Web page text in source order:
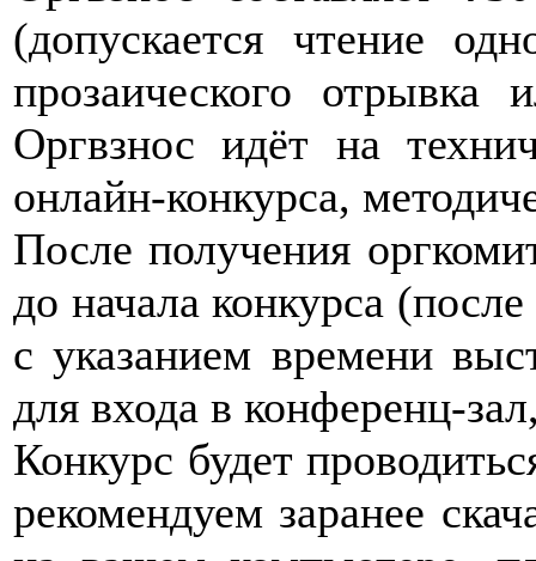
(допускается чтение
прозаического отрывка
Оргвзнос идёт на
онлайн-конкурса,
После получения
до начала конкурса
с указанием времени
для входа в конференц-
Конкурс будет
рекомендуем заранее